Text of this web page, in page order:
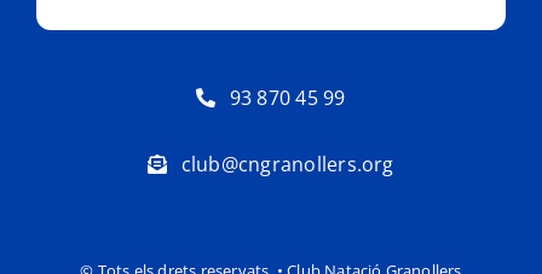
93 870 45 99
club@cngranollers.org